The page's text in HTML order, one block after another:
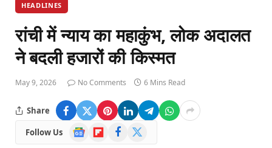
HEADLINES
रांची में न्याय का महाकुंभ, लोक अदालत
ने बदली हजारों की किस्मत
May 9, 2026 No Comments 6 Mins Read
Share
Follow Us
Google
News
FlipboardFacebook